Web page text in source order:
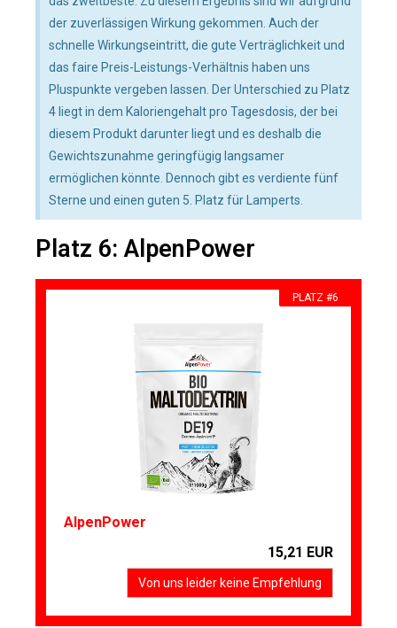
der zuverlässigen Wirkung gekommen. Auch der
schnelle Wirkungseintritt, die gute Verträglichkeit und
das faire Preis-Leistungs-Verhältnis haben uns
Pluspunkte vergeben lassen. Der Unterschied zu Platz
4 liegt in dem Kaloriengehalt pro Tagesdosis, der bei
diesem Produkt darunter liegt und es deshalb die
Gewichtszunahme geringfügig langsamer
ermöglichen könnte. Dennoch gibt es verdiente fünf
Sterne und einen guten 5. Platz für Lamperts.
Platz 6: AlpenPower
PLATZ #6
AlpenPower
15,21 EUR
Von uns leider keine Empfehlung